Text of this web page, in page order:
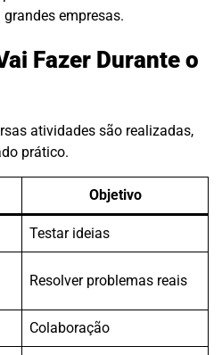
empresas.
Fazer Durante o
atividades são realizadas,
prático.
Objetivo
Testar ideias
Resolver problemas reais
Colaboração